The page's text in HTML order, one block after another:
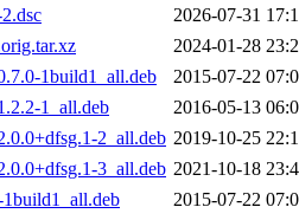
2026-07-31
2024-01-28
1build1_all.deb
2015-07-22
1_all.deb
2016-05-13
2_all.deb 2019-10-25
3_all.deb 2021-10-18
2015-07-22